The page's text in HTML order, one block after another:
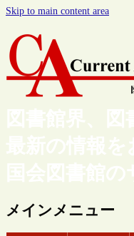
Skip to main content area
図書館界、
最新の情報
国会図書館の
メインメニュー